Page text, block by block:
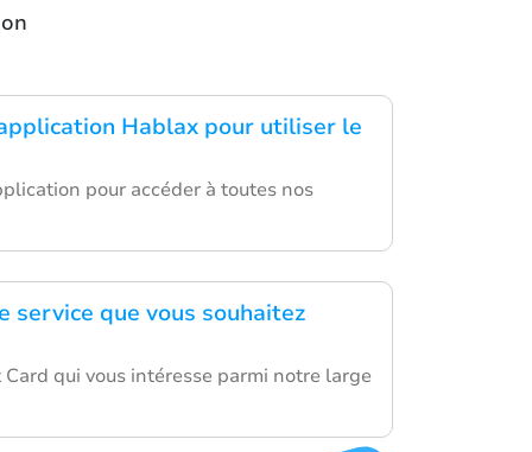
Hablax pour utiliser le
pour accéder à toutes nos
service que vous souhaitez
qui vous intéresse parmi notre large